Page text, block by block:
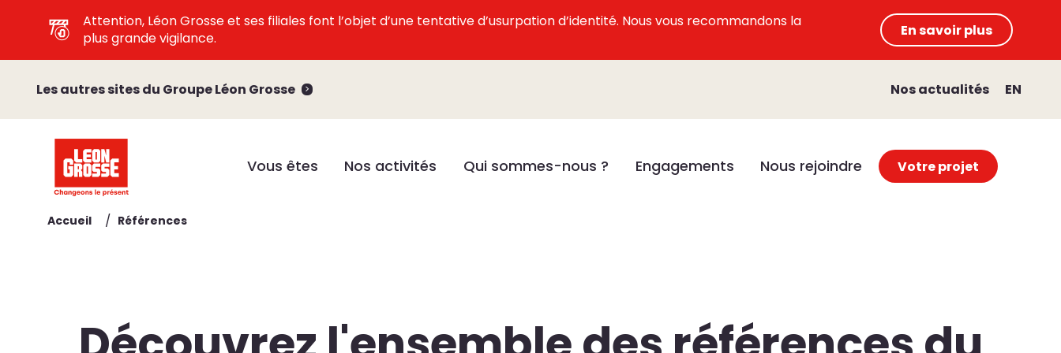
Attention, Léon Grosse et ses filiales font l’objet d’une tentative d’usurpation d’identité. Nous vous recommandons la
plus grande vigilance.
En savoir plus
Les autres sites du Groupe Léon Grosse Nos actualités EN
Votre projet
Vous êtes Nos activités Qui sommes-nous ? Engagements Nous rejoindre
Accueil / Références